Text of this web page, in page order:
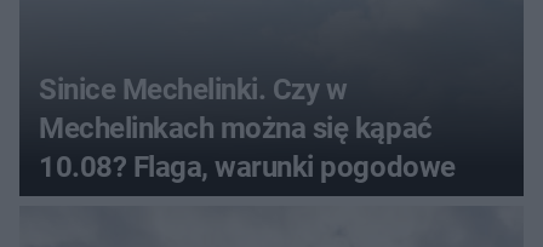
Sinice Mechelinki. Czy w
Mechelinkach można się kąpać
10.08? Flaga, warunki pogodowe